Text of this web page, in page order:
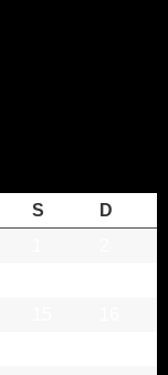
S
D